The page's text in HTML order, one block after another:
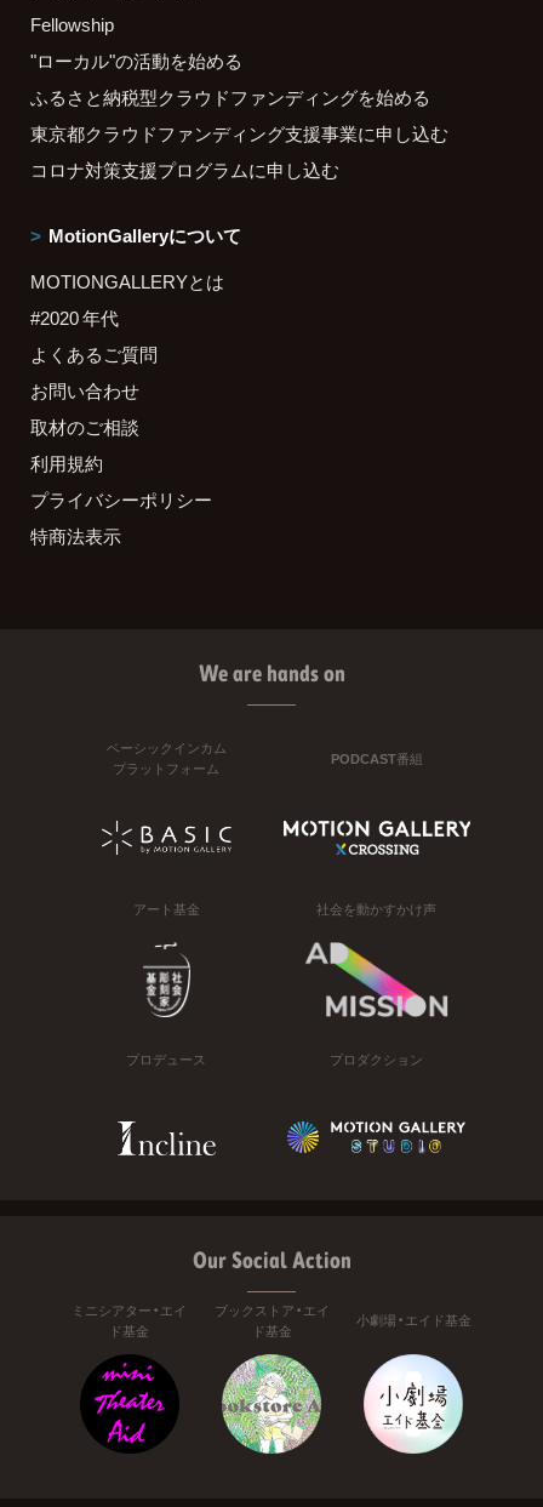
Fellowship
"ローカル"の活動を始める
ふるさと納税型クラウドファンディングを始める
東京都クラウドファンディング支援事業に申し込む
コロナ対策支援プログラムに申し込む
MotionGalleryについて
MOTIONGALLERYとは
#2020 年代
よくあるご質問
お問い合わせ
取材のご相談
利用規約
プライバシーポリシー
特商法表示
We are hands on
ベーシックインカム
プラットフォーム
PODCAST番組
アート基金 社会を動かすかけ声
プロデュース プロダクション
Our Social Action
ミニシアター・エイ
ド基金
ブックストア・エイ
ド基金
小劇場・エイド基金